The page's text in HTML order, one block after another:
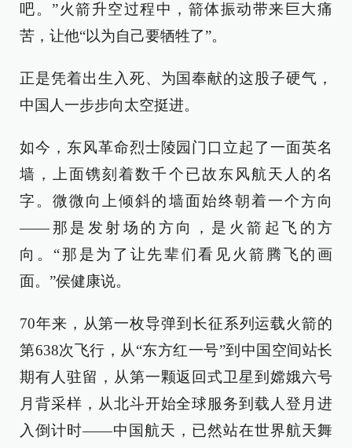
吧。”火箭升空过程中，箭体振动带来巨大痛
苦，让他“以为自己要牺牲了”。
正是凭着出生入死、为国奉献的这股子硬气，
中国人一步步向太空挺进。
如今，东风革命烈士陵园门口立起了一面英名
墙，上面镌刻着数千个已故东风航天人的名
字。微微向上倾斜的墙面始终朝着一个方向
——那是发射场的方向，是火箭起飞的方
向。“那是为了让先辈们看见火箭腾飞的画
面。”侯健康说。
70年来，从第一枚导弹到长征系列运载火箭的
第638次飞行，从“东方红一号”到中国空间站长
期有人驻留，从第一颗返回式卫星到嫦娥六号
月背采样，从北斗开始全球服务到载人登月进
入倒计时——中国航天，已然站在世界航天舞